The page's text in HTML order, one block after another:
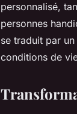
personnalisé,
personnes
se traduit par
conditions de